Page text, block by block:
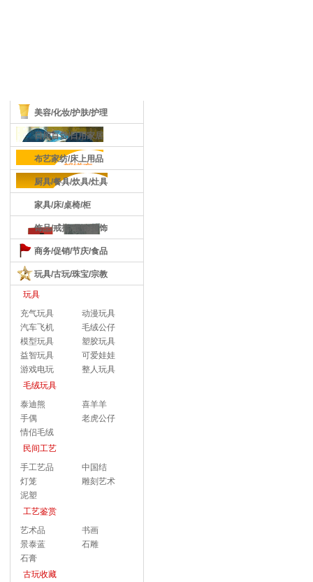
美容/化妆/护肤/护理
日用百货/日用家居
布艺家纺/床上用品
厨具/餐具/炊具/灶具
家具/床/桌椅/柜
饰品/戒指/项链/挂饰
商务/促销/节庆/食品
玩具/古玩/珠宝/宗教
玩具
充气玩具
动漫玩具
汽车飞机
毛绒公仔
模型玩具
塑胶玩具
益智玩具
可爱娃娃
游戏电玩
整人玩具
毛绒玩具
泰迪熊
喜羊羊
手偶
老虎公仔
情侣毛绒
民间工艺
手工艺品
中国结
灯笼
雕刻艺术
泥塑
工艺鉴赏
艺术品
书画
景泰蓝
石雕
石膏
古玩收藏